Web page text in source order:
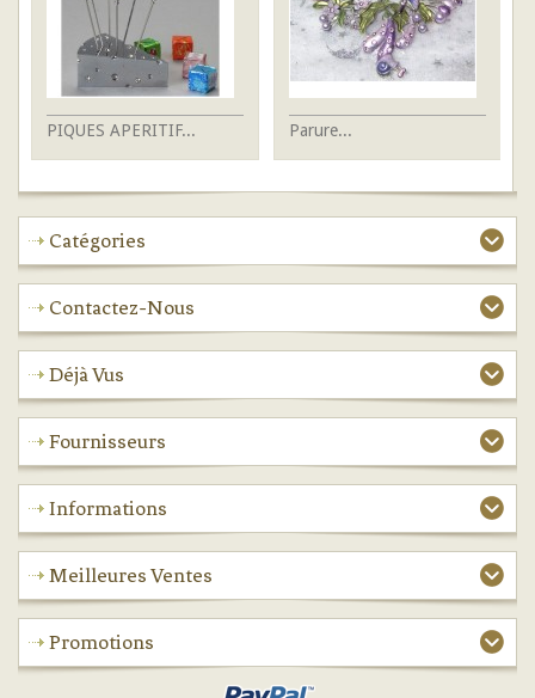
PIQUES APERITIF... Parure...
Catégories
Contactez-Nous
Déjà Vus
Fournisseurs
Informations
Meilleures Ventes
Promotions